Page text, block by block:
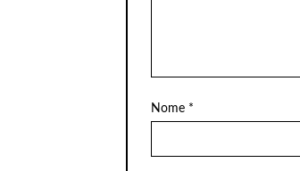
Nome *